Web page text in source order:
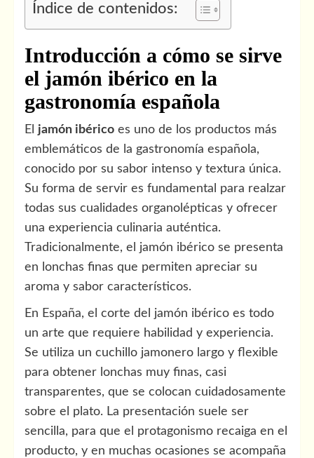
Índice de contenidos:
Introducción a cómo se sirve
el jamón ibérico en la
gastronomía española
El jamón ibérico es uno de los productos más
emblemáticos de la gastronomía española,
conocido por su sabor intenso y textura única.
Su forma de servir es fundamental para realzar
todas sus cualidades organolépticas y ofrecer
una experiencia culinaria auténtica.
Tradicionalmente, el jamón ibérico se presenta
en lonchas finas que permiten apreciar su
aroma y sabor característicos.
En España, el corte del jamón ibérico es todo
un arte que requiere habilidad y experiencia.
Se utiliza un cuchillo jamonero largo y flexible
para obtener lonchas muy finas, casi
transparentes, que se colocan cuidadosamente
sobre el plato. La presentación suele ser
sencilla, para que el protagonismo recaiga en el
producto, y en muchas ocasiones se acompaña